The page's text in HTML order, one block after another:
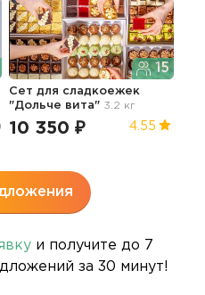
15
Сет для сладкоежек
"Дольче вита" 3.2 кг
10 350 ₽ 4.55
и получите до 7
за 30 минут!